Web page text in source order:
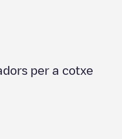
per a cotxe